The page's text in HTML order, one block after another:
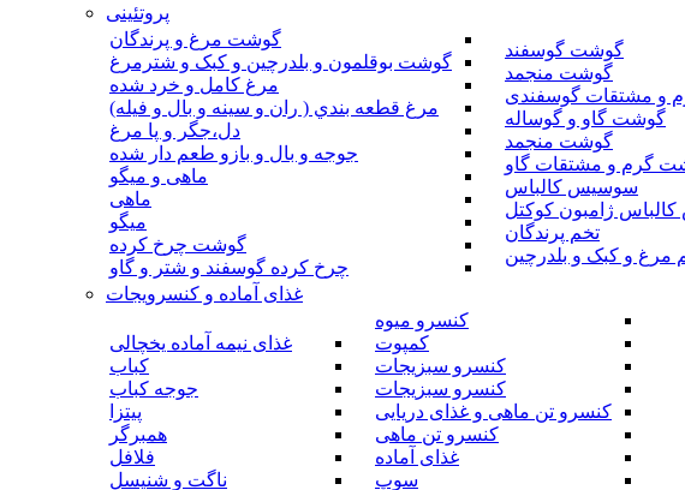
پروتئینی
گوشت گوسفند
گوشت منجمد
و مشتقات گوسفندی
گوشت گاو و گوساله
گوشت منجمد
گرم و مشتقات گاو
سوسیس کالباس
ژامبون کوکتل
تخم پرندگان
مرغ و کبک و بلدرچین
گوشت مرغ و پرندگان
گوشت بوقلمون و بلدرچین و کبک و شترمرغ
مرغ کامل و خرد شده
مرغ قطعه بندي ( ران و سينه و بال و فيله)
دل،جگر و پا مرغ
جوجه و بال و بازو طعم دار شده
ماهی و میگو
ماهی
میگو
گوشت چرخ کرده
چرخ کرده گوسفند و شتر و گاو
غذای آماده و کنسرویجات
کنسرو میوه
کمپوت
کنسرو سبزیجات
کنسرو سبزیجات
کنسرو تن ماهی و غذای دریایی
کنسرو تن ماهی
غذای آماده
سوپ
غذای نیمه آماده یخچالی
کباب
جوجه کباب
پیتزا
همبرگر
فلافل
ناگت و شنیسل